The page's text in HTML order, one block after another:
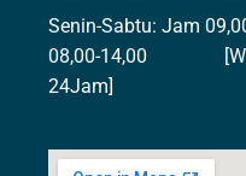
Senin-Sabtu: Jam
08,00-14,00
24Jam]